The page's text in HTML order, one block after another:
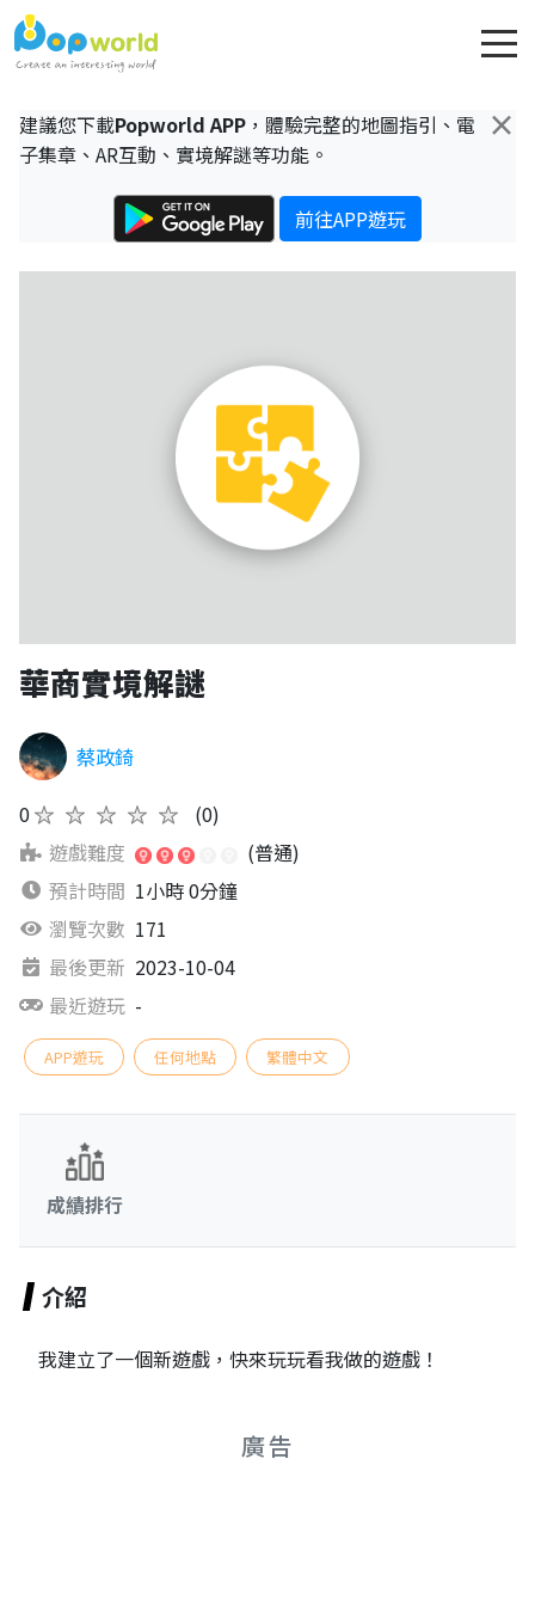
×
建議您下載Popworld APP ，體驗完整的地圖指引、電
子集章、AR互動、實境解謎等功能。
前往APP遊玩
華商實境解謎
蔡政錡
0★★★★★
(0)
遊戲難度
(普通)
預計時間 1小時 0分鐘
瀏覽次數 171
最後更新 2023-10-04
最近遊玩 -
APP遊玩 任何地點 繁體中文
成績排行
介紹
我建立了一個新遊戲，快來玩玩看我做的遊戲！
廣告